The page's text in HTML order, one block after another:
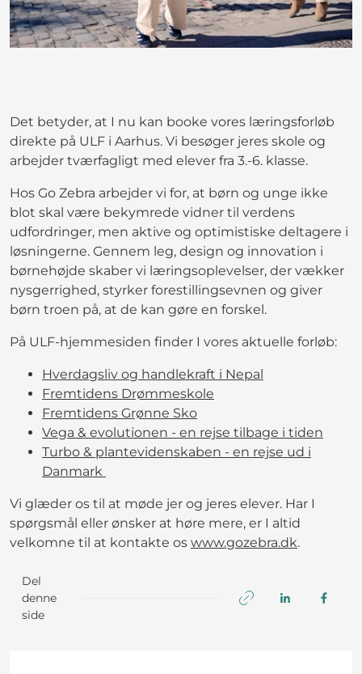
Det betyder, at I nu kan booke vores læringsforløb
direkte på ULF i Aarhus. Vi besøger jeres skole og
arbejder tværfagligt med elever fra 3.-6. klasse.
Hos Go Zebra arbejder vi for, at børn og unge ikke
blot skal være bekymrede vidner til verdens
udfordringer, men aktive og optimistiske deltagere i
løsningerne. Gennem leg, design og innovation i
børnehøjde skaber vi læringsoplevelser, der vækker
nysgerrighed, styrker forestillingsevnen og giver
børn troen på, at de kan gøre en forskel.
På ULF-hjemmesiden finder I vores aktuelle forløb:
Hverdagsliv og handlekraft i Nepal
Fremtidens Drømmeskole
Fremtidens Grønne Sko
Vega & evolutionen - en rejse tilbage i tiden
Turbo & plantevidenskaben - en rejse ud i
Danmark
Vi glæder os til at møde jer og jeres elever. Har I
spørgsmål eller ønsker at høre mere, er I altid
velkomne til at kontakte os www.gozebra.dk.
Del
denne
side